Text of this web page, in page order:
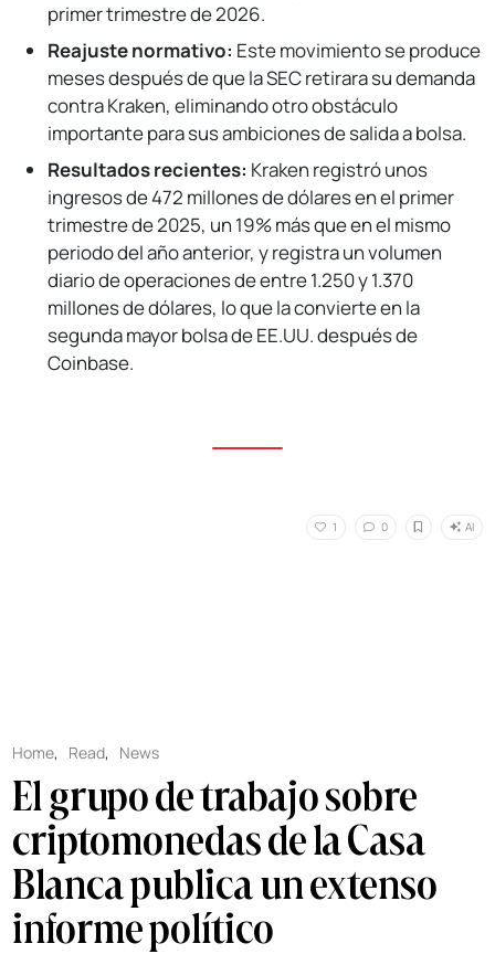
primer trimestre de 2026.
Reajuste normativo: Este movimiento se produce
meses después de que la SEC retirara su demanda
contra Kraken, eliminando otro obstáculo
importante para sus ambiciones de salida a bolsa.
Resultados recientes: Kraken registró unos
ingresos de 472 millones de dólares en el primer
trimestre de 2025, un 19% más que en el mismo
periodo del año anterior, y registra un volumen
diario de operaciones de entre 1.250 y 1.370
millones de dólares, lo que la convierte en la
segunda mayor bolsa de EE.UU. después de
Coinbase.
1 0 AI
Home, Read, News
El grupo de trabajo sobre
criptomonedas de la Casa
Blanca publica un extenso
informe político